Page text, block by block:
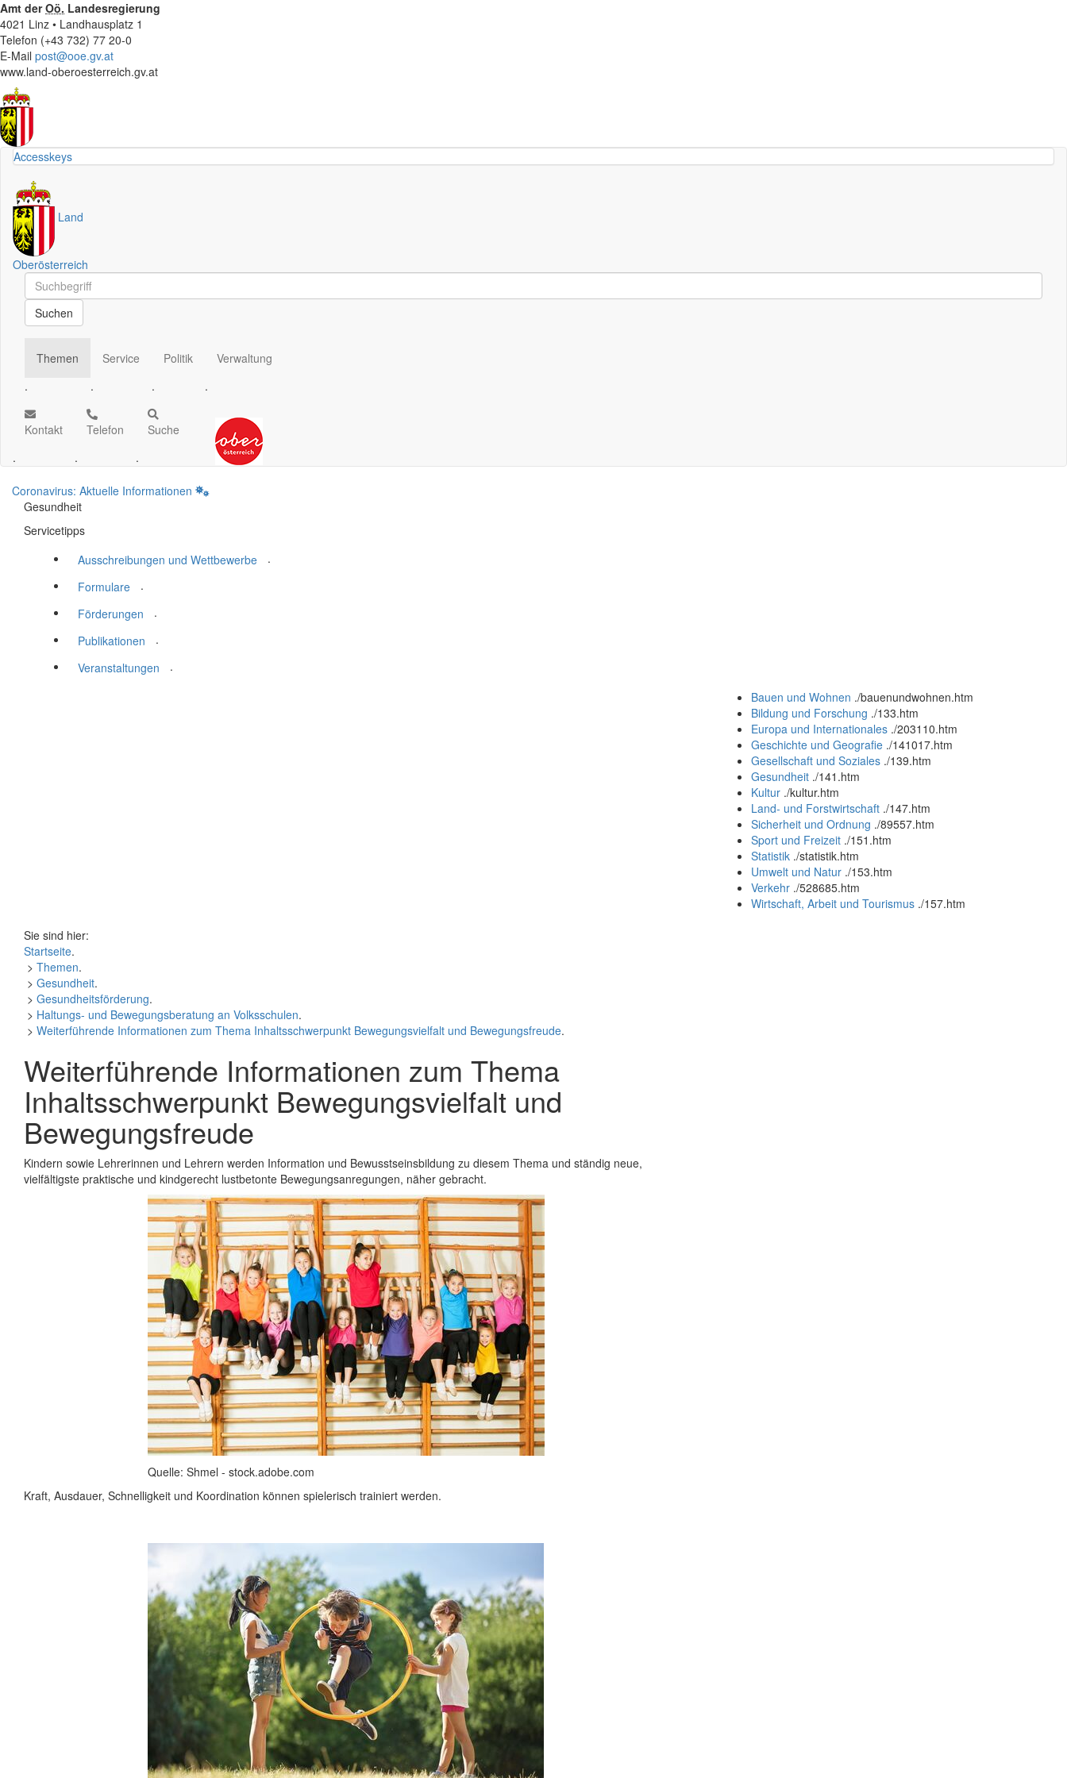
Amt derOö. Landesregierung
4021 Linz • Landhausplatz 1
Telefon (+43 732) 77 20-0
E-Mail post@ooe.gv.at
www.land-oberoesterreich.gv.at
Accesskeys
Land
Oberösterreich
Schnellsuche
Schnellsuche
Suchen
Themen
.
Service
.
Politik
.
Verwaltung
.
Kontakt
.
Telefon
.
Suche
.
Coronavirus: Aktuelle Informationen
Gesundheit
Servicetipps
Ausschreibungen und Wettbewerbe
.
Formulare
.
Förderungen
.
Publikationen
.
Veranstaltungen
.
Bauen und Wohnen ./bauenundwohnen.htm
Bildung und Forschung ./133.htm
Europa und Internationales ./203110.htm
Geschichte und Geografie ./141017.htm
Gesellschaft und Soziales ./139.htm
Gesundheit ./141.htm
Kultur ./kultur.htm
Land- und Forstwirtschaft ./147.htm
Sicherheit und Ordnung ./89557.htm
Sport und Freizeit ./151.htm
Statistik ./statistik.htm
Umwelt und Natur ./153.htm
Verkehr ./528685.htm
Wirtschaft, Arbeit und Tourismus ./157.htm
Sie sind hier:
Startseite.
> Themen.
> Gesundheit.
> Gesundheitsförderung.
> Haltungs- und Bewegungsberatung an Volksschulen.
> Weiterführende Informationen zum Thema Inhaltsschwerpunkt Bewegungsvielfalt und Bewegungsfreude.
Weiterführende Informationen zum Thema
Inhaltsschwerpunkt Bewegungsvielfalt und
Bewegungsfreude
Kindern sowie Lehrerinnen und Lehrern werden Information und Bewusstseinsbildung zu diesem Thema und ständig neue,
vielfältigste praktische und kindgerecht lustbetonte Bewegungsanregungen, näher gebracht.
Quelle: Shmel - stock.adobe.com
Kraft, Ausdauer, Schnelligkeit und Koordination können spielerisch trainiert werden.